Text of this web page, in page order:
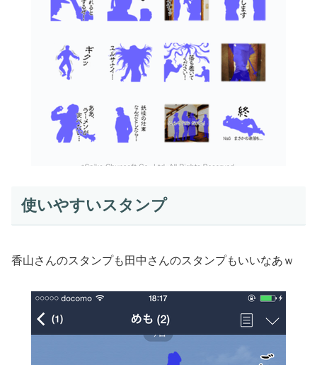
使いやすいスタンプ
香山さんのスタンプも田中さんのスタンプもいいなあｗ